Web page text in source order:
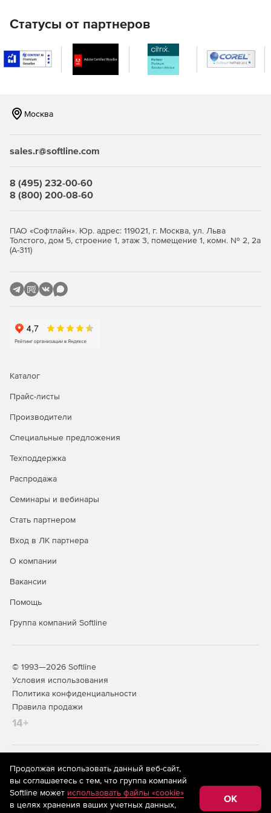
Статусы от партнеров
Москва
sales.r@softline.com
8 (495) 232-00-60
8 (800) 200-08-60
ПАО «Софтлайн». Юр. адрес: 119021, г. Москва, ул. Льва
Толстого, дом 5, строение 1, этаж 3, помещение 1, комн. № 2, 2а
(А-311)
Каталог
Прайс-листы
Производители
Специальные предложения
Техподдержка
Распродажа
Семинары и вебинары
Стать партнером
Вход в ЛК партнера
О компании
Вакансии
Помощь
Группа компаний Softline
© 1993—2026 Softline
Условия использования
Политика конфиденциальности
Правила продажи
14+
На информационном ресурсе store.softline.ru применяются
рекомендательные технологии
(информационные технологии
предоставления информации на основе сбора,
систематизации и анализа сведений, относящихся к
предпочтениям пользователей сети «Интернет»,
Продолжая использовать данный веб-сайт,
вы соглашаетесь с тем, что группа компаний
Softline может использовать файлы «cookie»
в целях хранения ваших учетных данных,
OK